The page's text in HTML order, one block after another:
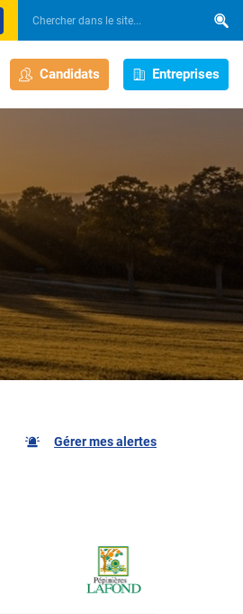
Candidats Entreprises
Gérer mes alertes